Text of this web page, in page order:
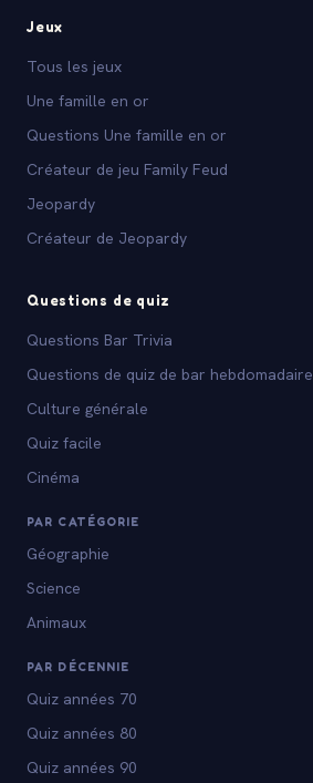
Jeux
Tous les jeux
Une famille en or
Questions Une famille en or
Créateur de jeu Family Feud
Jeopardy
Créateur de Jeopardy
Questions de quiz
Questions Bar Trivia
Questions de quiz de bar hebdomadaire
Culture générale
Quiz facile
Cinéma
PAR CATÉGORIE
Géographie
Science
Animaux
PAR DÉCENNIE
Quiz années 70
Quiz années 80
Quiz années 90